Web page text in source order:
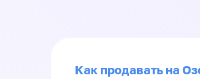
Как продавать на